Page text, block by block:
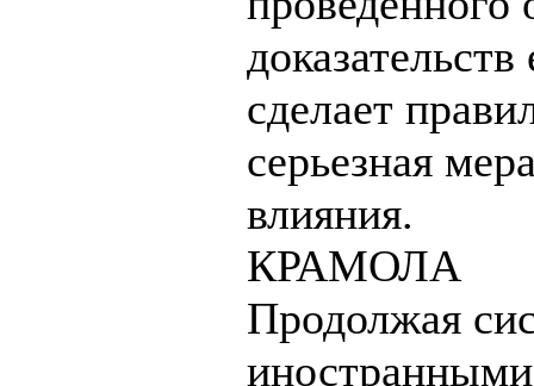
сделает
серьезная
влияния.
КРАМОЛА
Продолжая